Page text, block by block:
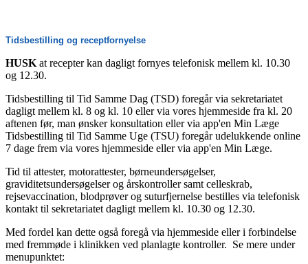
Tidsbestilling og receptfornyelse
HUSK at recepter kan dagligt fornyes telefonisk mellem kl. 10.30
og 12.30.
Tidsbestilling til Tid Samme Dag (TSD) foregår via sekretariatet
dagligt mellem kl. 8 og kl. 10 eller via vores hjemmeside fra kl. 20
aftenen før, man ønsker konsultation eller via app'en Min Læge
Tidsbestilling til Tid Samme Uge (TSU) foregår udelukkende online
7 dage frem via vores hjemmeside eller via app'en Min Læge.
Tid til attester, motorattester, børneundersøgelser,
graviditetsundersøgelser og årskontroller samt celleskrab,
rejsevaccination, blodprøver og suturfjernelse bestilles via telefonisk
kontakt til sekretariatet dagligt mellem kl. 10.30 og 12.30.
Med fordel kan dette også foregå via hjemmeside eller i forbindelse
med fremmøde i klinikken ved planlagte kontroller. Se mere under
menupunktet: